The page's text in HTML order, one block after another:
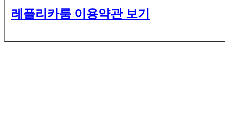
레플리카룸 이용약관 보기